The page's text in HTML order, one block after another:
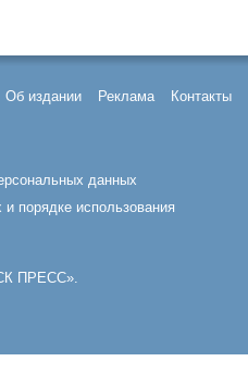
Об издании Реклама Контакты
данных
порядке использования
ПРЕСС».